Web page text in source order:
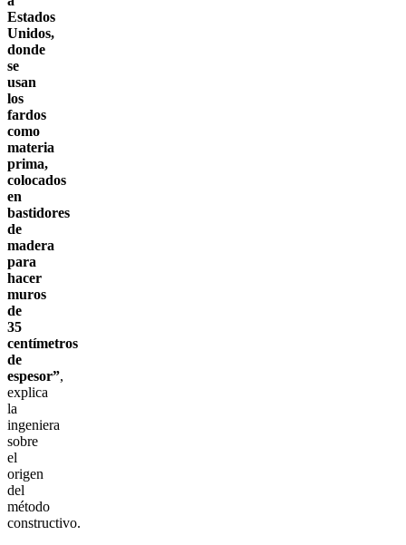
Estados
Unidos,
donde
se
usan
los
fardos
como
materia
prima,
colocados
en
bastidores
de
madera
para
hacer
muros
de
35
centímetros
de
espesor”,
explica
la
ingeniera
sobre
el
origen
del
método
constructivo.